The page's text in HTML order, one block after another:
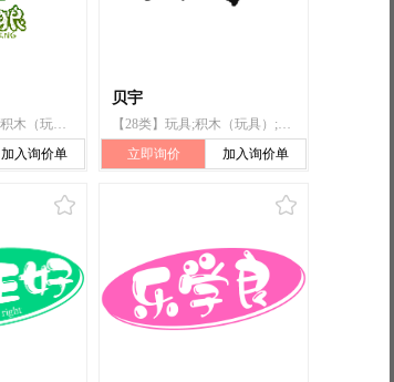
【28类】玩具手表;积木（玩具）;室内游戏玩具;陀螺（玩具）;玩具模型;玩具汽车;智能玩具;拼图玩具;玩具娃娃;玩具手枪
加入询价单
贝宇
【28类】玩具;积木（玩具）;玩具手枪;室内游戏玩具;玩具车;填充玩具;玩具模型;玩具汽车;模型飞机材料;陀螺（玩具）
立即询价
加入询价单